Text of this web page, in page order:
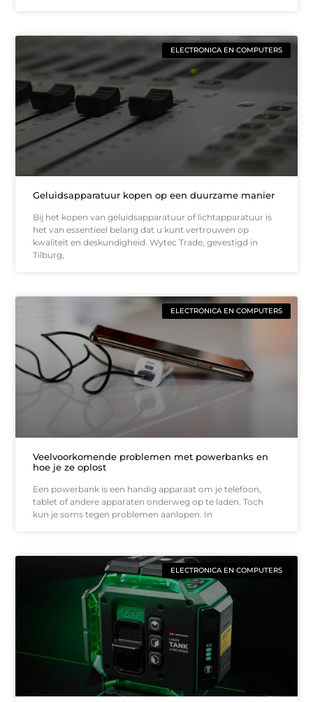
ELECTRONICA EN COMPUTERS
Geluidsapparatuur kopen op een duurzame manier
Bij het kopen van geluidsapparatuur of lichtapparatuur is
het van essentieel belang dat u kunt vertrouwen op
kwaliteit en deskundigheid. Wytec Trade, gevestigd in
Tilburg,
ELECTRONICA EN COMPUTERS
Veelvoorkomende problemen met powerbanks en
hoe je ze oplost
Een powerbank is een handig apparaat om je telefoon,
tablet of andere apparaten onderweg op te laden. Toch
kun je soms tegen problemen aanlopen. In
ELECTRONICA EN COMPUTERS